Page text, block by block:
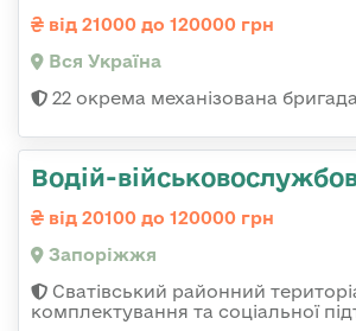
від 21000 до 120000 грн
Вся Україна
22 окрема механізована бригада
Водій-
від 20100 до 120000 грн
Запоріжжя
Сватівський районний
комплектування та соціальної